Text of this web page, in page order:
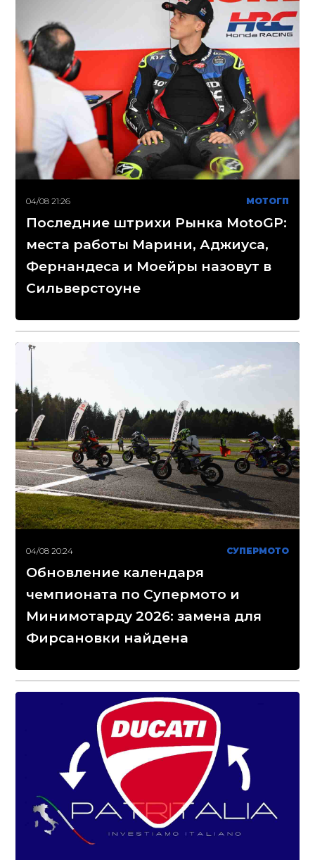
04/08 21:26 МОТОГП
Последние штрихи Рынка MotoGP:
места работы Марини, Аджиуса,
Фернандеса и Моейры назовут в
Сильверстоуне
04/08 20:24 СУПЕРМОТО
Обновление календаря
чемпионата по Супермото и
Минимотарду 2026: замена для
Фирсановки найдена